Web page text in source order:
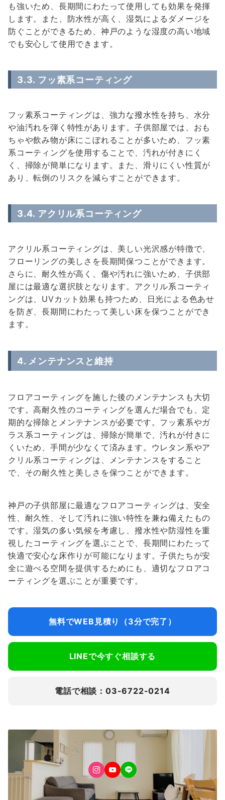
も強いため、長期間にわたって使用しても効果を発揮
します。また、防水性が高く、湿気によるダメージを
防ぐことができるため、神戸のような湿度の高い地域
でも安心して使用できます。
3.3. フッ素系コーティング
フッ素系コーティングは、強力な撥水性を持ち、水分
や油汚れを弾く特性があります。子供部屋では、おも
ちゃや飲み物が床にこぼれることが多いため、フッ素
系コーティングを使用することで、汚れが付きにく
く、掃除が簡単になります。また、滑りにくい性質が
あり、転倒のリスクを減らすことができます。
3.4. アクリル系コーティング
アクリル系コーティングは、美しい光沢感が特徴で、
フローリングの美しさを長期間保つことができます。
さらに、耐久性が高く、傷や汚れに強いため、子供部
屋には最適な選択肢となります。アクリル系コーティ
ングは、UVカット効果も持つため、日光による色あせ
を防ぎ、長期間にわたって美しい床を保つことができ
ます。
4. メンテナンスと維持
フロアコーティングを施した後のメンテナンスも大切
です。高耐久性のコーティングを選んだ場合でも、定
期的な掃除とメンテナンスが必要です。フッ素系やガ
ラス系コーティングは、掃除が簡単で、汚れが付きに
くいため、手間が少なくて済みます。ウレタン系やア
クリル系コーティングは、メンテナンスをすること
で、その耐久性と美しさを保つことができます。
神戸の子供部屋に最適なフロアコーティングは、安全
性、耐久性、そして汚れに強い特性を兼ね備えたもの
です。湿気の多い気候を考慮し、撥水性や防湿性を重
視したコーティングを選ぶことで、長期間にわたって
快適で安心な床作りが可能になります。子供たちが安
全に遊べる空間を提供するためにも、適切なフロアコ
ーティングを選ぶことが重要です。
無料でWEB見積り（3分で完了）
LINEで今すぐ相談する
電話で相談：03-6722-0214